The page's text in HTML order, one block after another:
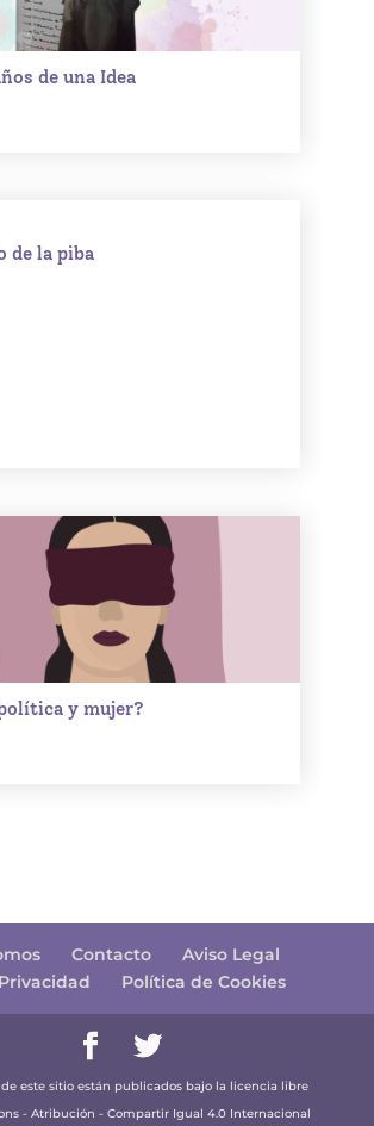
de una Idea
de la piba
y mujer?
Contacto
Aviso Legal
Política de Cookies
este sitio están publicados bajo la licencia libre
- Atribución - Compartir Igual 4.0 Internacional